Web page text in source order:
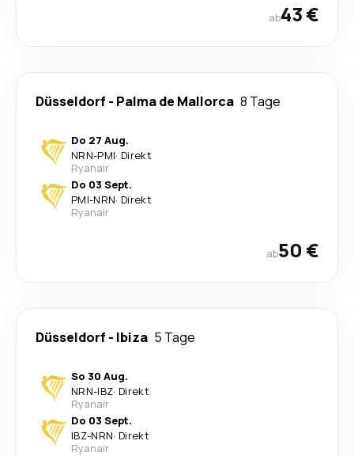
ab43 €
Düsseldorf - Palma de Mallorca 8 Tage
Do 27 Aug.
NRN-PMI· Direkt
Ryanair
Do 03 Sept.
PMI-NRN· Direkt
Ryanair
ab50 €
Düsseldorf - Ibiza 5 Tage
So 30 Aug.
NRN-IBZ· Direkt
Ryanair
Do 03 Sept.
IBZ-NRN· Direkt
Ryanair